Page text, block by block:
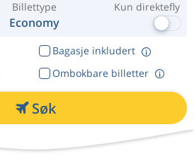
Billettype
Economy
Kun direktefly
Bagasje inkludert
Ombokbare billetter
Søk